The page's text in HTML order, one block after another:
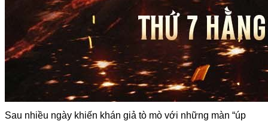
Sau nhiều ngày khiến khán giả tò mò với những màn “úp